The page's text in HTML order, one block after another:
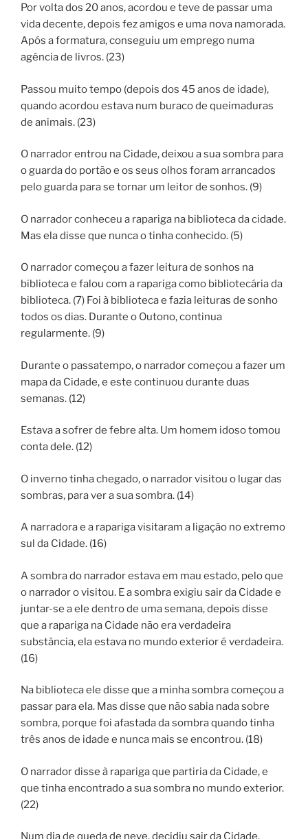
Por volta dos 20 anos, acordou e teve de passar uma
vida decente, depois fez amigos e uma nova namorada.
Após a formatura, conseguiu um emprego numa
agência de livros. (23)
Passou muito tempo (depois dos 45 anos de idade),
quando acordou estava num buraco de queimaduras
de animais. (23)
O narrador entrou na Cidade, deixou a sua sombra para
o guarda do portão e os seus olhos foram arrancados
pelo guarda para se tornar um leitor de sonhos. (9)
O narrador conheceu a rapariga na biblioteca da cidade.
Mas ela disse que nunca o tinha conhecido. (5)
O narrador começou a fazer leitura de sonhos na
biblioteca e falou com a rapariga como bibliotecária da
biblioteca. (7) Foi à biblioteca e fazia leituras de sonho
todos os dias. Durante o Outono, continua
regularmente. (9)
Durante o passatempo, o narrador começou a fazer um
mapa da Cidade, e este continuou durante duas
semanas. (12)
Estava a sofrer de febre alta. Um homem idoso tomou
conta dele. (12)
O inverno tinha chegado, o narrador visitou o lugar das
sombras, para ver a sua sombra. (14)
A narradora e a rapariga visitaram a ligação no extremo
sul da Cidade. (16)
A sombra do narrador estava em mau estado, pelo que
o narrador o visitou. E a sombra exigiu sair da Cidade e
juntar-se a ele dentro de uma semana, depois disse
que a rapariga na Cidade não era verdadeira
substância, ela estava no mundo exterior é verdadeira.
(16)
Na biblioteca ele disse que a minha sombra começou a
passar para ela. Mas disse que não sabia nada sobre
sombra, porque foi afastada da sombra quando tinha
três anos de idade e nunca mais se encontrou. (18)
O narrador disse à rapariga que partiria da Cidade, e
que tinha encontrado a sua sombra no mundo exterior.
(22)
Num dia de queda de neve, decidiu sair da Cidade,